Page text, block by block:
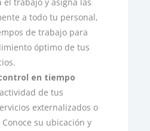
a todo tu personal,
de trabajo para
óptimo de tus
en tiempo
de tus
externalizados o
su ubicación y